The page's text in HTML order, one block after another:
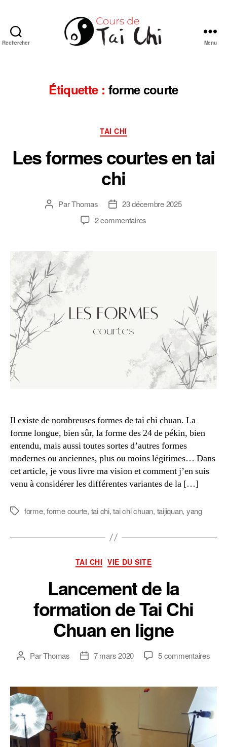
Rechercher
Chi
Chuan
Yang
en
ligne
Menu
Étiquette : forme courte
Catégories
TAI CHI
Les formes courtes en tai
chi
Auteur
ParThomas
Date
l’article
23 décembre 2025
2 commentaires
Il existe de nombreuses formes de tai chi chuan. La
forme longue, bien sûr, la forme des 24 de pékin, bien
entendu, mais aussi toutes sortes d’autres formes
modernes ou anciennes, plus ou moins légitimes… Dans
cet article, je vous livre ma vision et comment j’en suis
venu à considérer les différentes variantes de la […]
Étiquettes
forme,forme courte, tai chi,tai chi chuan, taijiquan, yang
Catégories
TAI CHI VIE DU SITE
Lancement de la
formation de Tai Chi
Chuan en ligne
Auteur
ParThomas
Date7 mars 2020 5 commentairessur
la
de
Tai
Chi